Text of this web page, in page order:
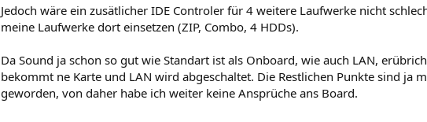
Jedoch wäre ein zusätlicher IDE Controler für 4 weitere Laufwerke nicht
meine Laufwerke dort einsetzen (ZIP, Combo, 4 HDDs).
Da Sound ja schon so gut wie Standart ist als Onboard, wie auch LAN,
bekommt ne Karte und LAN wird abgeschaltet. Die Restlichen Punkte sind ja
geworden, von daher habe ich weiter keine Ansprüche ans Board.